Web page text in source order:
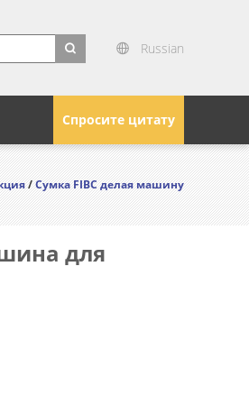
Russian
Спросите цитату
/Сумка FIBC делая машину
для